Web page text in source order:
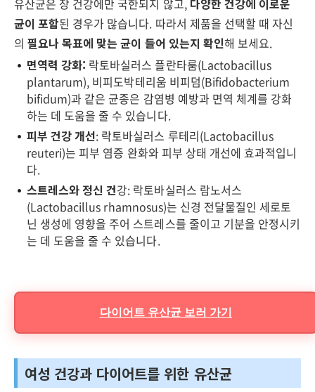
유산균은 장 건강에만 국한되지 않고, 다양한 건강에 이로운
균이 포함된 경우가 많습니다. 따라서 제품을 선택할 때 자신
의필요나 목표에 맞는 균이 들어 있는지 확인해 보세요.
면역력 강화: 락토바실러스 플란타룸(Lactobacillus
plantarum), 비피도박테리움 비피덤(Bifidobacterium
bifidum)과 같은 균종은 감염병 예방과 면역 체계를 강화
하는 데 도움을 줄 수 있습니다.
피부 건강 개선: 락토바실러스 루테리(Lactobacillus
reuteri)는 피부 염증 완화와 피부 상태 개선에 효과적입니
다.
스트레스와 정신 건강: 락토바실러스 람노서스
(Lactobacillus rhamnosus)는 신경 전달물질인 세로토
닌 생성에 영향을 주어 스트레스를 줄이고 기분을 안정시키
는 데 도움을 줄 수 있습니다.
다이어트 유산균 보러 가기
여성 건강과 다이어트를 위한 유산균